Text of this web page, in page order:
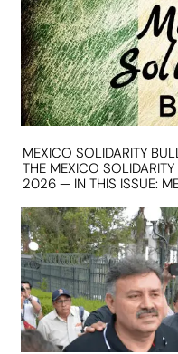
MEXICO SOLIDARITY
THE MEXICO
2026 — IN THIS ISSUE: